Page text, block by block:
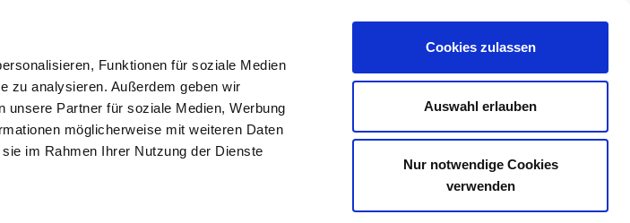
Funktionen für soziale Medien
zu analysieren. Außerdem geben wir
unsere Partner für soziale Medien, Werbung
möglicherweise mit weiteren Daten
im Rahmen Ihrer Nutzung der Dienste
Cookies zulassen
Auswahl erlauben
Nur notwendige Cookies
verwenden
Thermalbad Café Über uns Informationen & Service